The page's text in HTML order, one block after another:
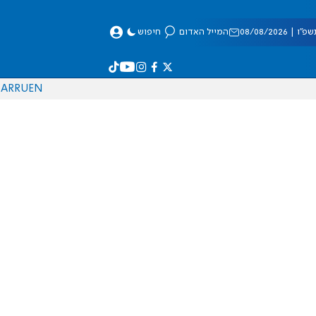
08/2026 המייל האדום חיפוש
EN
RU
AR